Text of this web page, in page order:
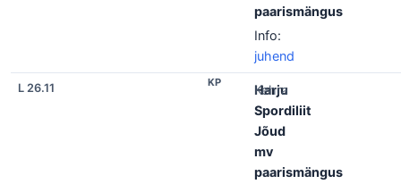
paarismängus
Info:
juhend
L 26.11 KP
Harju
Spordiliit
Jõud
mv
paarismängus
Kehra